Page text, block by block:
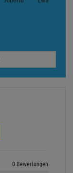
0 Bewertungen